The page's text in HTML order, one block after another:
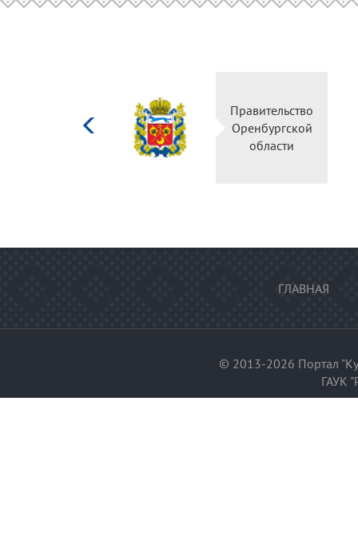
культуры
Российской
Правительство
Оренбургской
области
ГЛАВНАЯ
© 2013-2026 Портал
ГАУК